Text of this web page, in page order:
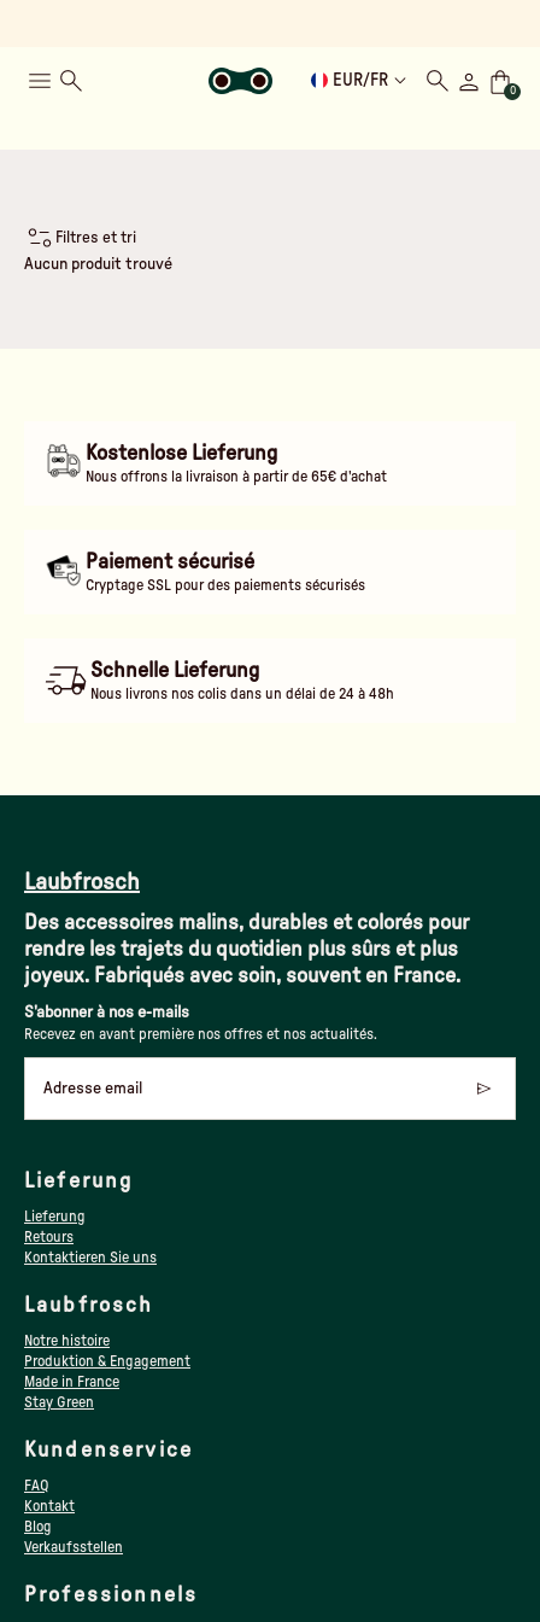
EUR/ FR
0
Filtres et tri
Aucun produit trouvé
Kostenlose Lieferung
Nous offrons la livraison à partir de 65€ d'achat
Paiement sécurisé
Cryptage SSL pour des paiements sécurisés
Schnelle Lieferung
Nous livrons nos colis dans un délai de 24 à 48h
Laubfrosch
Des accessoires malins, durables et colorés pour
rendre les trajets du quotidien plus sûrs et plus
joyeux. Fabriqués avec soin, souvent en France.
S'abonner à nos e-mails
Recevez en avant première nos offres et nos actualités.
Adresse email
Lieferung
Lieferung
Retours
Kontaktieren Sie uns
Laubfrosch
Notre histoire
Produktion & Engagement
Made in France
Stay Green
Kundenservice
FAQ
Kontakt
Blog
Verkaufsstellen
Professionnels